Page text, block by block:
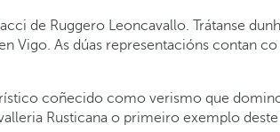
de Ruggero Leoncavallo. Trátanse
Vigo. As dúas representacións contan
coñecido como verismo que
Rusticana o primeiro exemplo